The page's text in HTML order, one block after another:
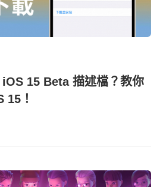
15 Beta 描述檔？教你
15！